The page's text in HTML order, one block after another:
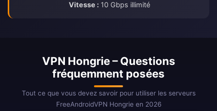
Vitesse :10 Gbps illimité
VPN Hongrie – Questions
fréquemment posées
Tout ce que vous devez savoir pour utiliser les serveurs
FreeAndroidVPN Hongrie en 2026